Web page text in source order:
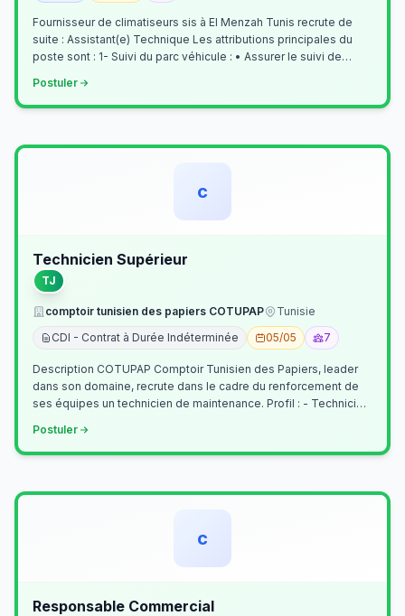
Fournisseur de climatiseurs sis à El Menzah Tunis recrute de
suite : Assistant(e) Technique Les attributions principales du
poste sont : 1- Suivi du parc véhicule : • Assurer le suivi de
Postuler
c
Technicien Supérieur
TJ
comptoir tunisien des papiers COTUPAP
Tunisie
CDI - Contrat à Durée Indéterminée
05/05 7
Description COTUPAP Comptoir Tunisien des Papiers, leader
dans son domaine, recrute dans le cadre du renforcement de
ses équipes un technicien de maintenance. Profil : - Technicien
Postuler
c
Responsable Commercial